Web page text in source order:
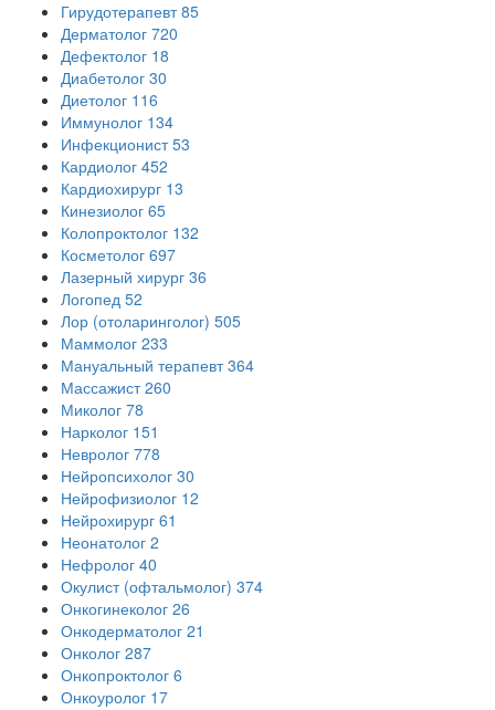
Гирудотерапевт 85
Дерматолог 720
Дефектолог 18
Диабетолог 30
Диетолог 116
Иммунолог 134
Инфекционист 53
Кардиолог 452
Кардиохирург 13
Кинезиолог 65
Колопроктолог 132
Косметолог 697
Лазерный хирург 36
Логопед 52
Лор (отоларинголог) 505
Маммолог 233
Мануальный терапевт 364
Массажист 260
Миколог 78
Нарколог 151
Невролог 778
Нейропсихолог 30
Нейрофизиолог 12
Нейрохирург 61
Неонатолог 2
Нефролог 40
Окулист (офтальмолог) 374
Онкогинеколог 26
Онкодерматолог 21
Онколог 287
Онкопроктолог 6
Онкоуролог 17